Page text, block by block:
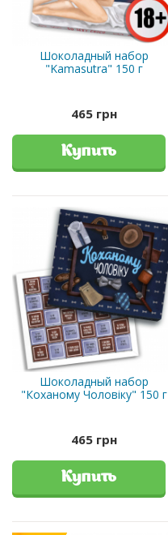
Шоколадный набор
"Kamasutra" 150 г
465 грн
Купить
Шоколадный набор
"Коханому Чоловіку" 150 г
465 грн
Купить